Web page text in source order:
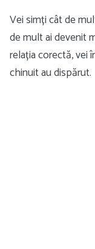
Vei simți cât de
de mult ai devenit
relația corectă, vei
chinuit au dispărut.